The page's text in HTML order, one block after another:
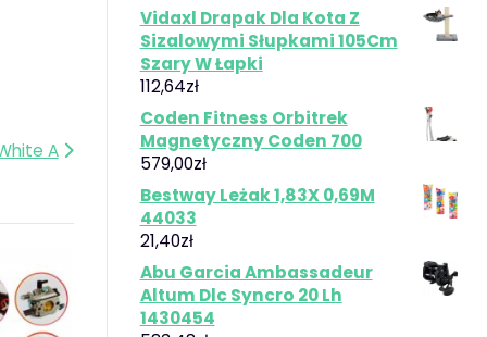
A
Vidaxl Drapak Dla Kota Z
Sizalowymi Słupkami 105Cm
Szary W Łapki
112,64zł
Coden Fitness Orbitrek
Magnetyczny Coden 700
579,00zł
Bestway Leżak 1,83X 0,69M
44033
21,40zł
Abu Garcia Ambassadeur
Altum Dlc Syncro 20 Lh
1430454